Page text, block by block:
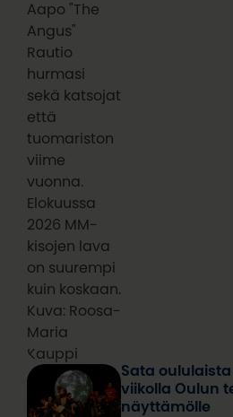
Aapo "The
Angus"
Rautio
hurmasi
sekä katsojat
että
tuomariston
viime
vuonna.
Elokuussa
2026 MM-
kisojen lava
on suurempi
kuin koskaan.
Kuva: Roosa-
Maria
Kauppi
Sata
viikolla Oulun
näyttämölle